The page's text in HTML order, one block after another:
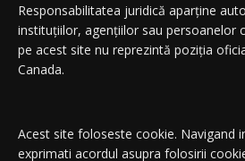
Responsabilitatea juridică aparține
instituțiilor, agențiilor sau persoanelor
pe acest site nu reprezintă poziția
Canada.
Acest site foloseste cookie. Navigand
exprimati acordul asupra folosirii